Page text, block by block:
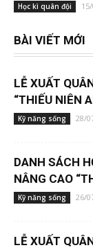
Học kì quân đội
BÀI VIẾT MỚI
LỄ XUẤT
“THIẾU NIÊN
Kỹ năng sống 28/
DANH SÁCH
NÂNG CAO
Kỹ năng sống 26/
LỄ XUẤT